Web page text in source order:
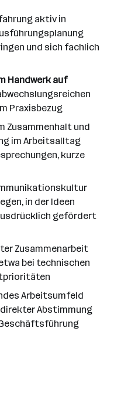
aktiv in
und sich fachlich
Handwerk auf
Praxisbezug
Zusammenhalt und
im Arbeitsalltag
kurze
in der Ideen
gefördert
Zusammenarbeit
bei technischen
Arbeitsumfeld
Abstimmung